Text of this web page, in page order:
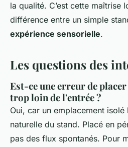
la qualité. C’est cette maîtrise
différence entre un simple
expérience sensorielle.
Les questions des
Est-ce une erreur de
trop loin de l'entrée ?
Oui, car un emplacement isolé
naturelle du stand. Placé en
pas des flux spontanés. Pour